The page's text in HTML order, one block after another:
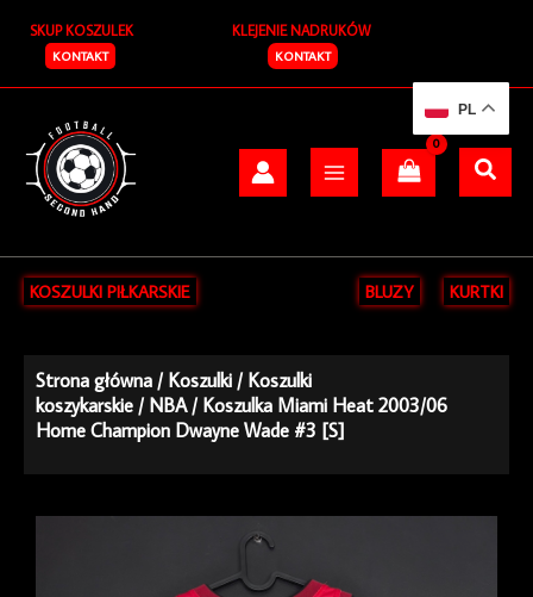
treści
SKUP KOSZULEK
KONTAKT
KLEJENIE NADRUKÓW
KONTAKT
KOSZULKI PIŁKARSKIE BLUZY KURTKI
Strona główna /Koszulki /Koszulki
koszykarskie /NBA/ Koszulka Miami Heat 2003/06
Home Champion Dwayne Wade #3 [S]
PL